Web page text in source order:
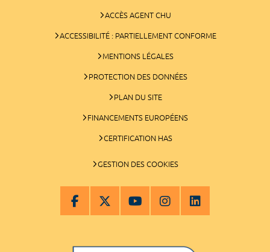
ACCÈS AGENT CHU
ACCESSIBILITÉ : PARTIELLEMENT CONFORME
MENTIONS LÉGALES
PROTECTION DES DONNÉES
PLAN DU SITE
FINANCEMENTS EUROPÉENS
CERTIFICATION HAS
GESTION DES COOKIES